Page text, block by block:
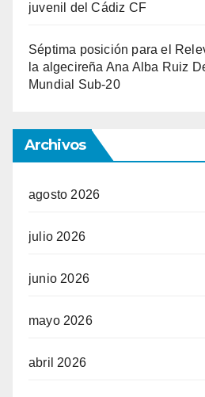
juvenil del Cádiz CF
Séptima posición para el
la algecireña Ana Alba Ruiz
Mundial Sub-20
Archivos
agosto 2026
julio 2026
junio 2026
mayo 2026
abril 2026